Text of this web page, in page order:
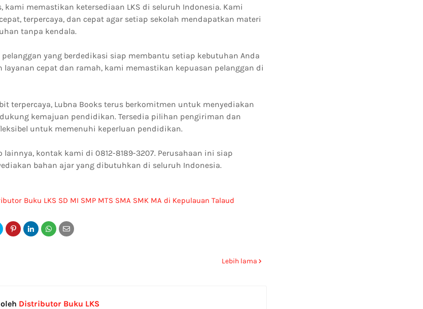
kami memastikan ketersediaan LKS di seluruh Indonesia. Kami
terpercaya, dan cepat agar setiap sekolah mendapatkan materi
tanpa kendala.
yang berdedikasi siap membantu setiap kebutuhan Anda
layanan cepat dan ramah, kami memastikan kepuasan pelanggan di
terpercaya, Lubna Books terus berkomitmen untuk menyediakan
kemajuan pendidikan. Tersedia pilihan pengiriman dan
untuk memenuhi keperluan pendidikan.
kontak kami di 0812-8189-3207. Perusahaan ini siap
bahan ajar yang dibutuhkan di seluruh Indonesia.
Buku LKS SD MI SMP MTS SMA SMK MA di Kepulauan Talaud
Lebih lama
Distributor Buku LKS